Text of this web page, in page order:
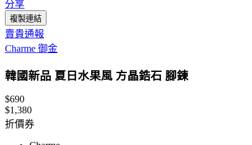
分享
複製連結
賣貴通報
Charme 御金
韓國新品 夏日水果風 方晶鋯石 腳鍊
$690
$1,380
折價券